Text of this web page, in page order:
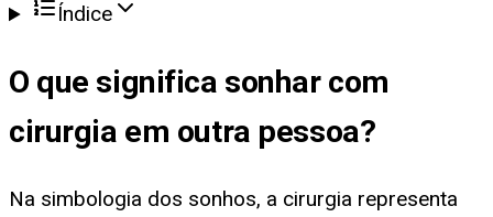
Índice
O que significa sonhar com
cirurgia em outra pessoa?
Na simbologia dos sonhos, a cirurgia representa